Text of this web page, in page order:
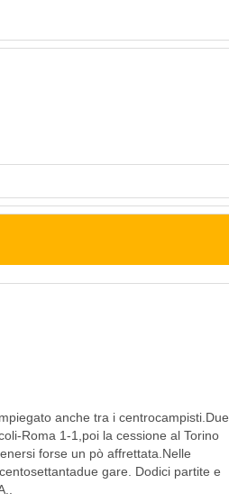
anche tra i centrocampisti.Due
Roma 1-1,poi la cessione al Torino
forse un pò affrettata.Nelle
gare. Dodici partite e